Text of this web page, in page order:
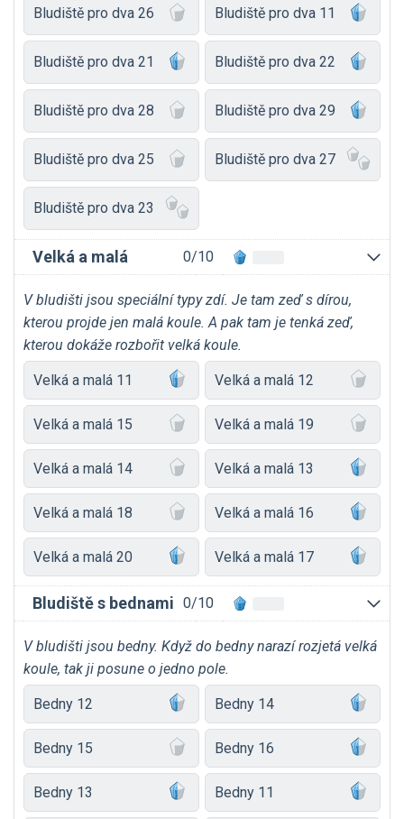
Bludiště pro dva 26 Bludiště pro dva 11
Bludiště pro dva 21 Bludiště pro dva 22
Bludiště pro dva 28 Bludiště pro dva 29
Bludiště pro dva 25 Bludiště pro dva 27
Bludiště pro dva 23
Velká a malá 0/10
V bludišti jsou speciální typy zdí. Je tam zeď s dírou,
kterou projde jen malá koule. A pak tam je tenká zeď,
kterou dokáže rozbořit velká koule.
Velká a malá 11 Velká a malá 12
Velká a malá 15 Velká a malá 19
Velká a malá 14 Velká a malá 13
Velká a malá 18 Velká a malá 16
Velká a malá 20 Velká a malá 17
Bludiště s bednami 0/10
V bludišti jsou bedny. Když do bedny narazí rozjetá velká
koule, tak ji posune o jedno pole.
Bedny 12 Bedny 14
Bedny 15 Bedny 16
Bedny 13 Bedny 11